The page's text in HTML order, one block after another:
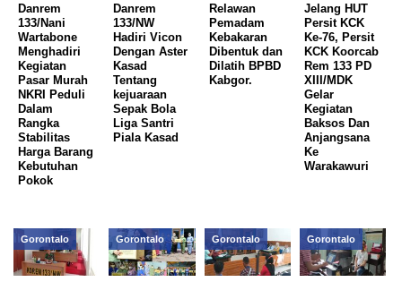
Danrem
133/Nani
Wartabone
Menghadiri
Kegiatan
Pasar Murah
NKRI Peduli
Dalam
Rangka
Stabilitas
Harga Barang
Kebutuhan
Pokok
Danrem
133/NW
Hadiri Vicon
Dengan Aster
Kasad
Tentang
kejuaraan
Sepak Bola
Liga Santri
Piala Kasad
Relawan
Pemadam
Kebakaran
Dibentuk dan
Dilatih BPBD
Kabgor.
Jelang HUT
Persit KCK
Ke-76, Persit
KCK Koorcab
Rem 133 PD
XIII/MDK
Gelar
Kegiatan
Baksos Dan
Anjangsana
Ke
Warakawuri
Gorontalo Gorontalo Gorontalo Gorontalo